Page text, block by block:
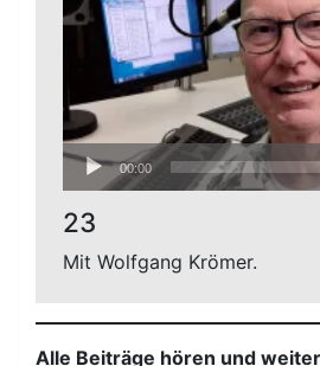
Audio-
Player
00:00
23
Mit Wolfgang Krömer.
Alle Beiträge hören und